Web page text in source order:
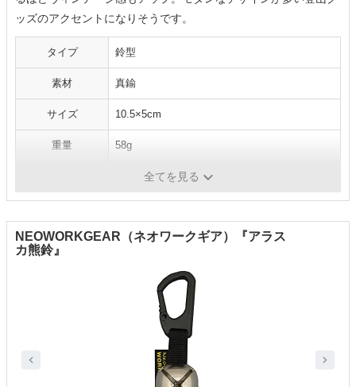
ッズのアクセントになりそうです。
タイプ 鈴型
素材 真鍮
サイズ 10.5×5cm
重量 58g
全てを見る
NEOWORKGEAR（ネオワークギア）『アラス
カ熊鈴』